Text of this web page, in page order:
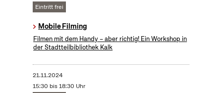
Eintritt frei
Mobile Filming
Filmen mit dem Handy – aber richtig! Ein Workshop in
der Stadtteilbibliothek Kalk
21.11.2024
15:30 bis 18:30 Uhr